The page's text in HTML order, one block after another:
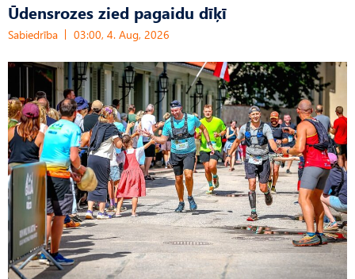
Ūdensrozes zied pagaidu dīķī
Sabiedrība 03:00, 4. Aug, 2026